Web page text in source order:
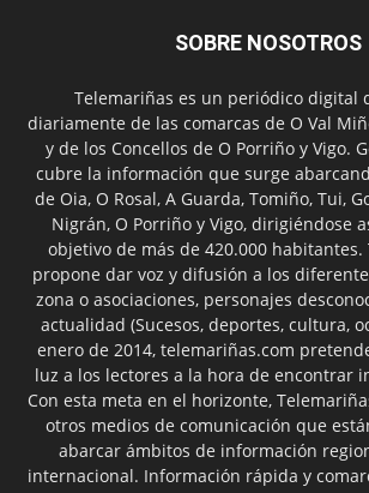
SOBRE NOSOTROS
Telemariñas es un periódico digital
diariamente de las comarcas de O Val
y de los Concellos de O Porriño y Vigo.
cubre la información que surge
de Oia, O Rosal, A Guarda, Tomiño, Tui,
Nigrán, O Porriño y Vigo, dirigiéndose
objetivo de más de 420.000 habitantes.
propone dar voz y difusión a los
zona o asociaciones, personajes
actualidad (Sucesos, deportes, cultura,
enero de 2014, telemariñas.com
luz a los lectores a la hora de encontrar
Con esta meta en el horizonte,
otros medios de comunicación que
abarcar ámbitos de información
internacional. Información rápida y